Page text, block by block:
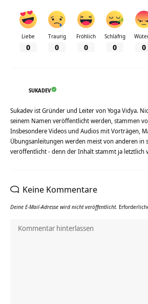
Liebe
0
Traurig
0
Fröhlich
0
Schläfrig
0 0
SUKADEV
Sukadev ist Gründer und Leiter von Yoga Vidya.
seinem Namen veröffentlicht werden, stammen
Insbesondere Videos und Audios mit Vorträgen,
Übungsanleitungen werden meist von anderen in
veröffentlicht - denn der Inhalt stammt ja letztlich
Keine Kommentare
Deine E-Mail-Adresse wird nicht veröffentlicht.